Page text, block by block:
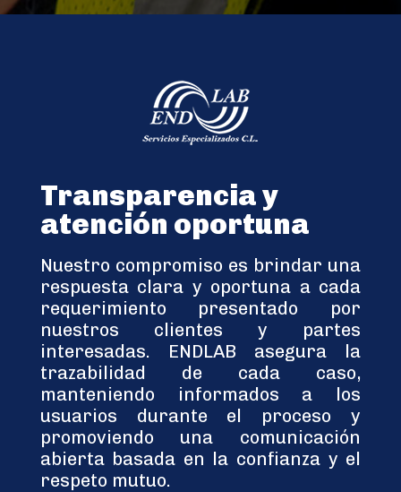
Transparencia y
atención oportuna
Nuestro compromiso es brindar una
respuesta clara y oportuna a cada
requerimiento presentado por
nuestros clientes y partes
interesadas. ENDLAB asegura la
trazabilidad de cada caso,
manteniendo informados a los
usuarios durante el proceso y
promoviendo una comunicación
abierta basada en la confianza y el
respeto mutuo.